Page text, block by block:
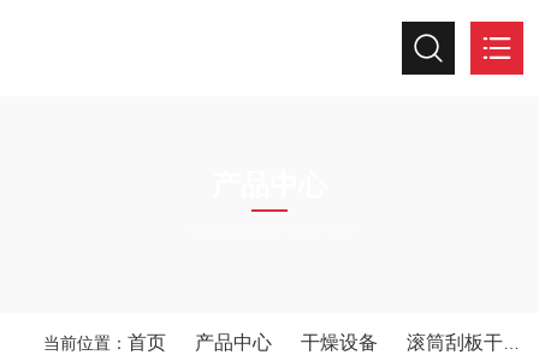
当前位置： 首页 产品中心 干燥设备 滚筒刮板干燥机